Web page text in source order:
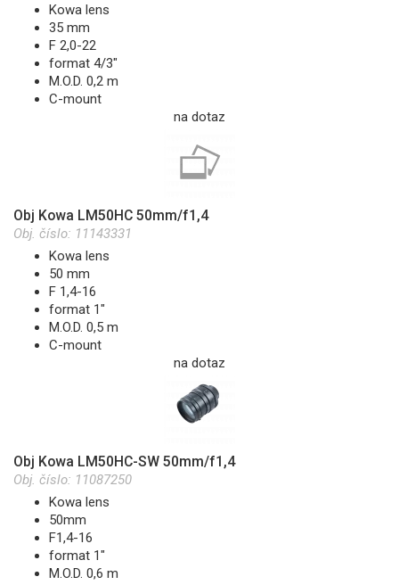
Kowa lens
35 mm
F 2,0-22
format 4/3"
M.O.D. 0,2 m
C-mount
na dotaz
Obj Kowa LM50HC 50mm/f1,4
Obj. číslo: 11143331
Kowa lens
50 mm
F 1,4-16
format 1"
M.O.D. 0,5 m
C-mount
na dotaz
Obj Kowa LM50HC-SW 50mm/f1,4
Obj. číslo: 11087250
Kowa lens
50mm
F1,4-16
format 1"
M.O.D. 0,6 m